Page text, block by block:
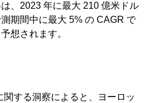
、2023 年に最大 210 億米ドル
期間中に最大 5% の CAGR で
想されます。
する洞察によると、ヨーロッ